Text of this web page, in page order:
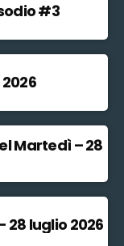
#3
Martedì – 28
28 luglio 2026